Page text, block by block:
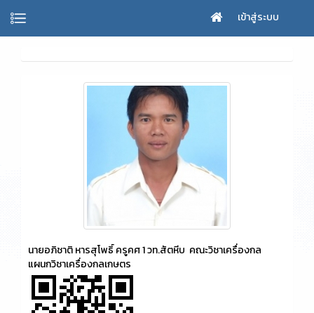
เข้าสู่ระบบ
นายอภิชาติ หารสุโพธิ์ ครูคศ 1 วท.สัตหีบ คณะวิชาเครื่องกล
แผนกวิชาเครื่องกลเกษตร